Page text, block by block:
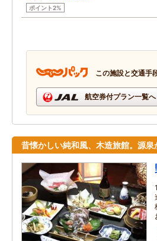
ポイント2%
この施設と交通手
航空券付プラン一覧へ
昔懐かしい純和風、木造旅館。源泉